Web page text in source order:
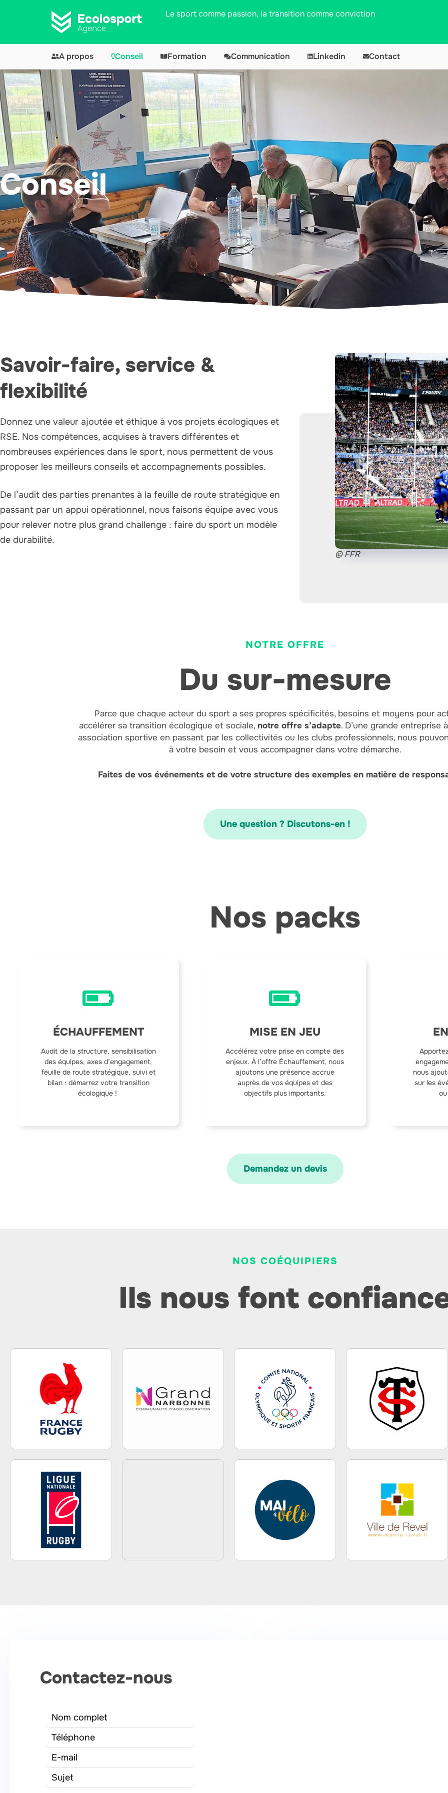
Le sport comme passion, la transition comme conviction
A propos Conseil Formation Communication Linkedin Contact
Conseil
Savoir-faire, service &
flexibilité
Donnez une valeur ajoutée et éthique à vos projets écologiques et
RSE. Nos compétences, acquises à travers différentes et
nombreuses expériences dans le sport, nous permettent de vous
proposer les meilleurs conseils et accompagnements possibles.
De l’audit des parties prenantes à la feuille de route stratégique en
passant par un appui opérationnel, nous faisons équipe avec vous
pour relever notre plus grand challenge : faire du sport un modèle
de durabilité.
© FFR
NOTRE OFFRE
Du sur-mesure
Parce que chaque acteur du sport a ses propres spécificités, besoins et moyens pour
accélérer sa transition écologique et sociale, notre offre s’adapte. D’une grande entreprise
association sportive en passant par les collectivités ou les clubs professionnels, nous
à votre besoin et vous accompagner dans votre démarche.
Faites de vos événements et de votre structure des exemples en matière de
Une question ? Discutons-en !
Nos packs
ÉCHAUFFEMENT
Audit de la structure, sensibilisation
des équipes, axes d’engagement,
feuille de route stratégique, suivi et
bilan : démarrez votre transition
écologique !
MISE EN JEU
Accélérez votre prise en compte des
enjeux. À l’offre Échauffement, nous
ajoutons une présence accrue
auprès de vos équipes et des
objectifs plus importants.
nous
sur les
Demandez un devis
NOS COÉQUIPIERS
Ils nous font
Contactez-nous